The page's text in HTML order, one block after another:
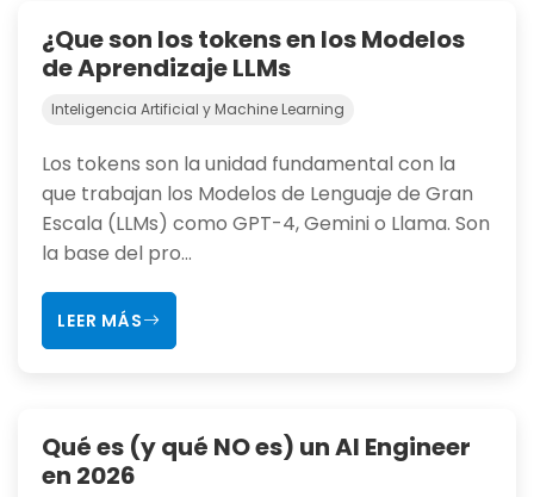
¿Que son los tokens en los Modelos
de Aprendizaje LLMs
Inteligencia Artificial y Machine Learning
Los tokens son la unidad fundamental con la
que trabajan los Modelos de Lenguaje de Gran
Escala (LLMs) como GPT-4, Gemini o Llama. Son
la base del pro...
LEER MÁS
Qué es (y qué NO es) un AI Engineer
en 2026